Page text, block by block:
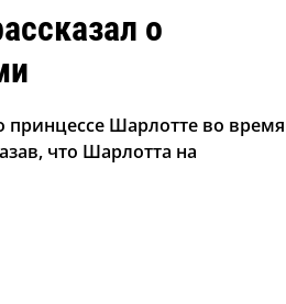
о
принцессе Шарлотте во время
что Шарлотта на